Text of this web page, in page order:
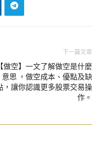
下一篇文章
【做空】一文了解做空是什麼
意思 ，做空成本、優點及缺
，讓你認識更多股票交易操
作。